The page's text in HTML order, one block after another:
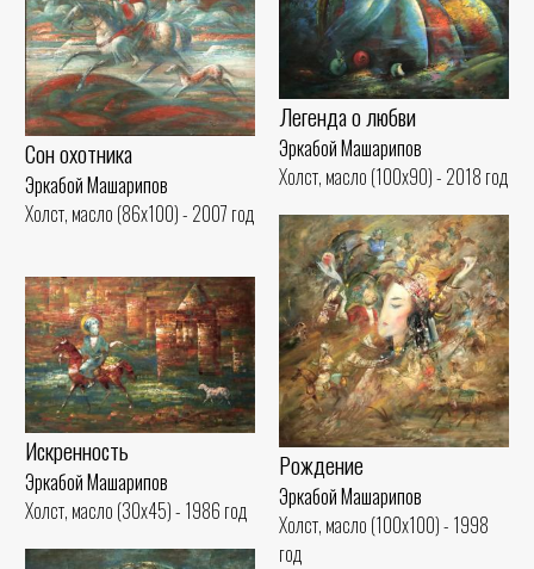
Легенда о любви
Эркабой Машарипов
Холст, масло (100x90) - 2018 год
Сон охотника
Эркабой Машарипов
Холст, масло (86x100) - 2007 год
Рождение
Эркабой Машарипов
Холст, масло (100x100) - 1998
год
Искренность
Эркабой Машарипов
Холст, масло (30x45) - 1986 год